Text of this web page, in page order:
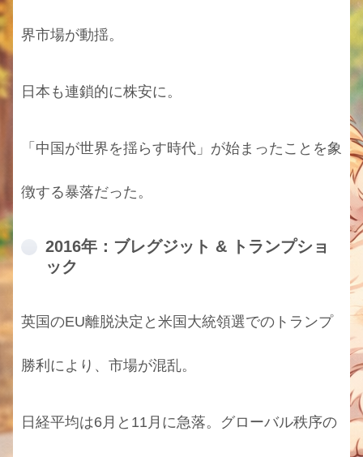
界市場が動揺。
日本も連鎖的に株安に。
「中国が世界を揺らす時代」が始まったことを象
徴する暴落だった。
2016年：ブレグジット & トランプショ
ック
英国のEU離脱決定と米国大統領選でのトランプ
勝利により、市場が混乱。
日経平均は6月と11月に急落。グローバル秩序の